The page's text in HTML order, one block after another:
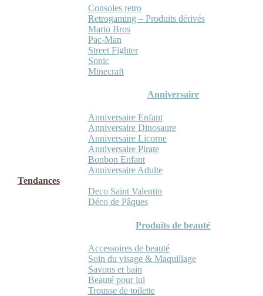
Consoles retro
Retrogaming – Produits dérivés
Mario Bros
Pac-Man
Street Fighter
Sonic
Minecraft
Anniversaire
Anniversaire Enfant
Anniversaire Dinosaure
Anniversaire Licorne
Anniversaire Pirate
Bonbon Enfant
Anniversaire Adulte
Tendances
Deco Saint Valentin
Déco de Pâques
Produits de beauté
Accessoires de beauté
Soin du visage & Maquillage
Savons et bain
Beauté pour lui
Trousse de toilette